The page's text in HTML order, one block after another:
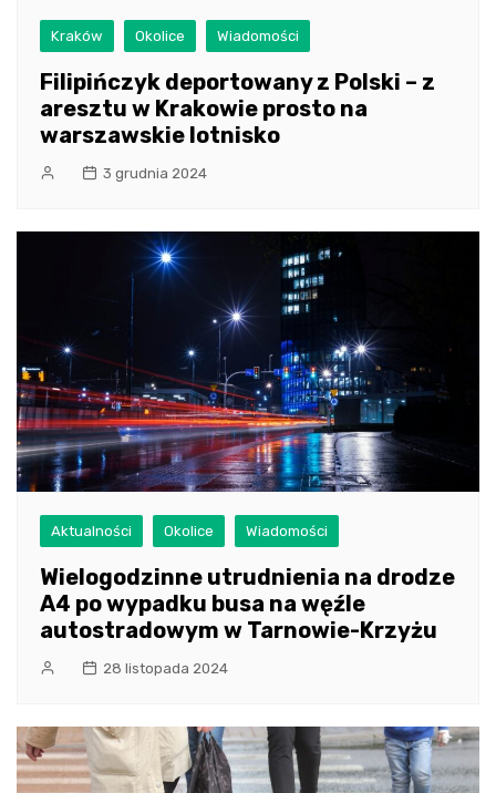
Kraków Okolice Wiadomości
Filipińczyk deportowany z Polski – z
aresztu w Krakowie prosto na
warszawskie lotnisko
3 grudnia 2024
Aktualności Okolice Wiadomości
Wielogodzinne utrudnienia na drodze
A4 po wypadku busa na węźle
autostradowym w Tarnowie-Krzyżu
28 listopada 2024